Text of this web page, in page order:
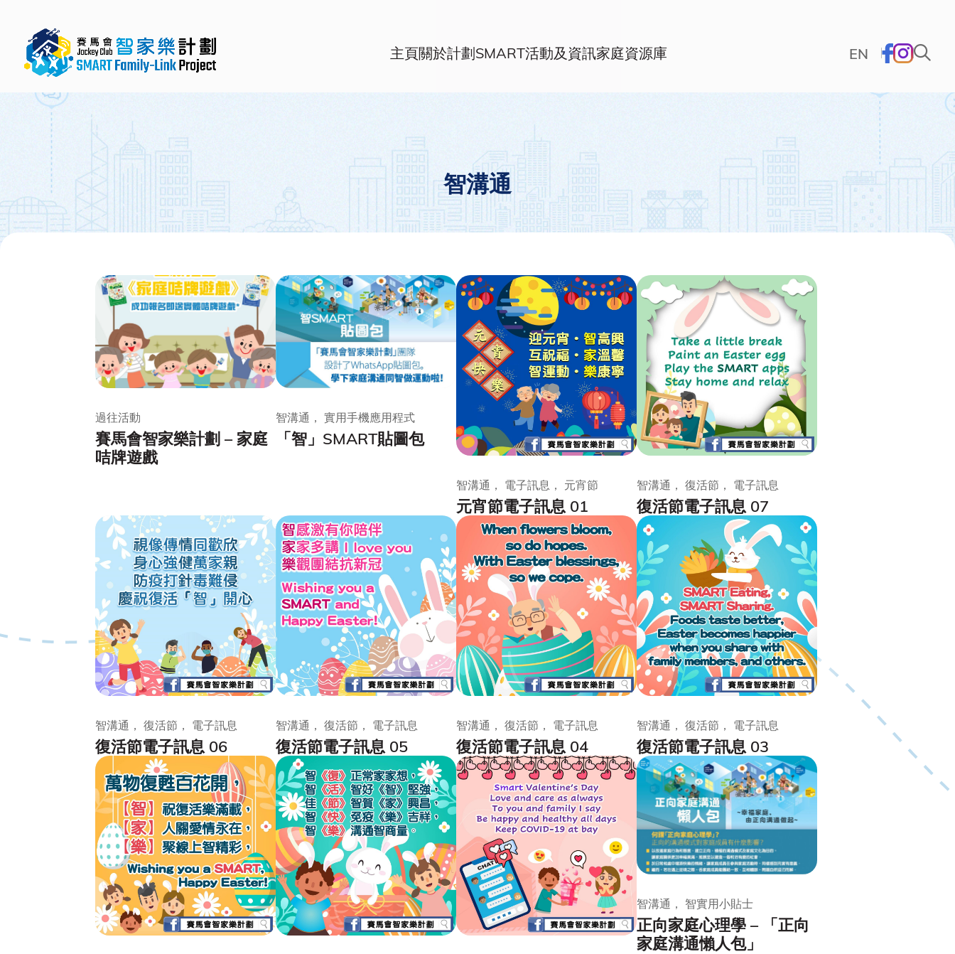
主頁關於計劃SMART活動及資訊家庭資源庫 EN
智溝通
賽馬會智家樂計劃 – 家庭
咭牌遊戲
過往活動
「智」SMART貼圖包
智溝通， 實用手機應用程式
元宵節電子訊息 01
智溝通， 電子訊息， 元宵節
復活節電子訊息 07
智溝通， 復活節， 電子訊息
復活節電子訊息 06
智溝通， 復活節， 電子訊息
復活節電子訊息 05
智溝通， 復活節， 電子訊息
復活節電子訊息 04
智溝通， 復活節， 電子訊息
復活節電子訊息 03
智溝通， 復活節， 電子訊息
正向家庭心理學 – 「正向
家庭溝通懶人包」
智溝通， 智實用小貼士